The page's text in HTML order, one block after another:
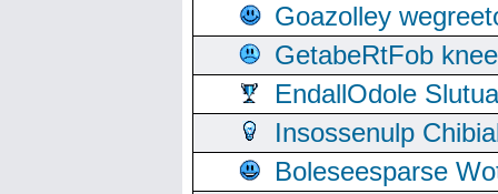
Goazolley
GetabeRtFob
EndallOdole
Insossenulp
Boleseesparse